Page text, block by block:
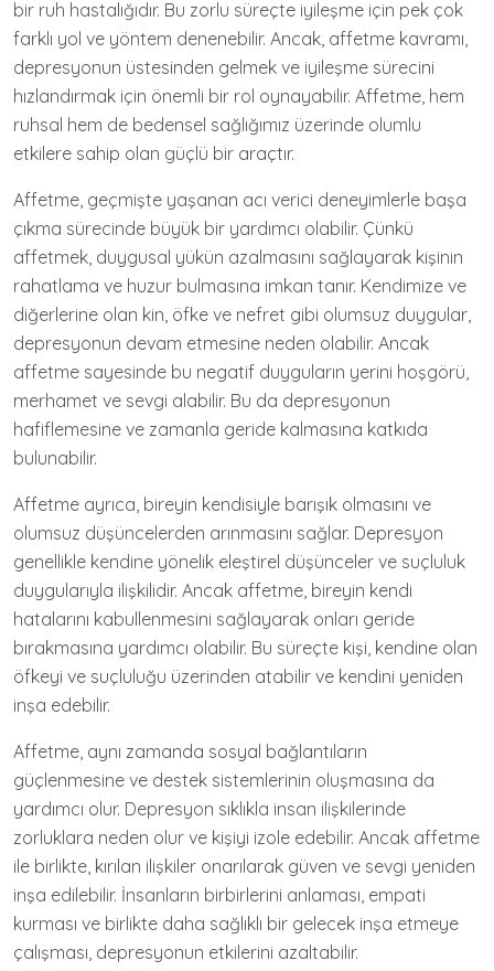
bir ruh hastalığıdır. Bu zorlu süreçte iyileşme için pek çok
farklı yol ve yöntem denenebilir. Ancak, affetme kavramı,
depresyonun üstesinden gelmek ve iyileşme sürecini
hızlandırmak için önemli bir rol oynayabilir. Affetme, hem
ruhsal hem de bedensel sağlığımız üzerinde olumlu
etkilere sahip olan güçlü bir araçtır.
Affetme, geçmişte yaşanan acı verici deneyimlerle başa
çıkma sürecinde büyük bir yardımcı olabilir. Çünkü
affetmek, duygusal yükün azalmasını sağlayarak kişinin
rahatlama ve huzur bulmasına imkan tanır. Kendimize ve
diğerlerine olan kin, öfke ve nefret gibi olumsuz duygular,
depresyonun devam etmesine neden olabilir. Ancak
affetme sayesinde bu negatif duyguların yerini hoşgörü,
merhamet ve sevgi alabilir. Bu da depresyonun
hafiflemesine ve zamanla geride kalmasına katkıda
bulunabilir.
Affetme ayrıca, bireyin kendisiyle barışık olmasını ve
olumsuz düşüncelerden arınmasını sağlar. Depresyon
genellikle kendine yönelik eleştirel düşünceler ve suçluluk
duygularıyla ilişkilidir. Ancak affetme, bireyin kendi
hatalarını kabullenmesini sağlayarak onları geride
bırakmasına yardımcı olabilir. Bu süreçte kişi, kendine olan
öfkeyi ve suçluluğu üzerinden atabilir ve kendini yeniden
inşa edebilir.
Affetme, aynı zamanda sosyal bağlantıların
güçlenmesine ve destek sistemlerinin oluşmasına da
yardımcı olur. Depresyon sıklıkla insan ilişkilerinde
zorluklara neden olur ve kişiyi izole edebilir. Ancak affetme
ile birlikte, kırılan ilişkiler onarılarak güven ve sevgi yeniden
inşa edilebilir. İnsanların birbirlerini anlaması, empati
kurması ve birlikte daha sağlıklı bir gelecek inşa etmeye
çalışması, depresyonun etkilerini azaltabilir.